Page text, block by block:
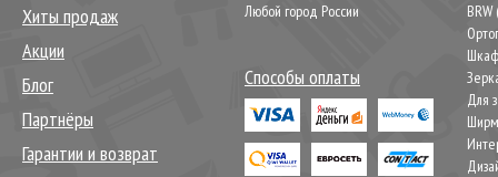
Хиты продаж
Акции
Блог
Партнёры
Гарантии и возврат
Любой город России
Способы оплаты
Для